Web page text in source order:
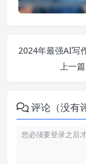
上一篇
评论（没有